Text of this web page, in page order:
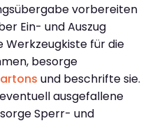
vorbereiten
Ein- und Auszug
Werkzeugkiste für die
besorge
und beschrifte sie.
ausgefallene
Sperr- und